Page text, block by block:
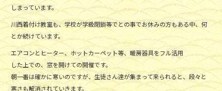
しまっています。
川西着付け教室も、学校が学級閉鎖等でとの事でお休みの方もある中、何
とか続けています。
エアコンとヒーター、ホットカーペット等、暖房器具をフル活用
した上での、窓を開けての開催です。
朝一番は確かに寒いのですが、生徒さん達が集まって来られると、段々と
寒さも解消されていきます。